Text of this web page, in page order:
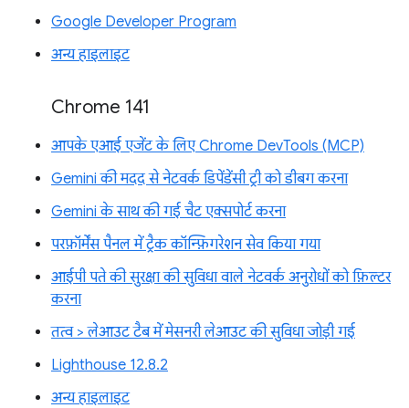
Google Developer Program
अन्य हाइलाइट
Chrome 141
आपके एआई एजेंट के लिए Chrome DevTools (MCP)
Gemini की मदद से नेटवर्क डिपेंडेंसी ट्री को डीबग करना
Gemini के साथ की गई चैट एक्सपोर्ट करना
परफ़ॉर्मेंस पैनल में ट्रैक कॉन्फ़िगरेशन सेव किया गया
आईपी पते की सुरक्षा की सुविधा वाले नेटवर्क अनुरोधों को फ़िल्टर
करना
तत्व > लेआउट टैब में मेसनरी लेआउट की सुविधा जोड़ी गई
Lighthouse 12.8.2
अन्य हाइलाइट